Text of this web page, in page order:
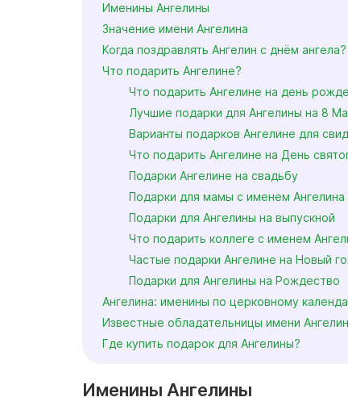
Именины Ангелины
Значение имени Ангелина
Когда поздравлять Ангелин с днём ангела?
Что подарить Ангелине?
Что подарить Ангелине на день
Лучшие подарки для Ангелины на 8
Варианты подарков Ангелине для
Что подарить Ангелине на День
Подарки Ангелине на свадьбу
Подарки для мамы с именем Ангелина
Подарки для Ангелины на выпускной
Что подарить коллеге с именем
Частые подарки Ангелине на Новый
Подарки для Ангелины на Рождество
Ангелина: именины по церковному
Известные обладательницы имени
Где купить подарок для Ангелины?
Именины Ангелины